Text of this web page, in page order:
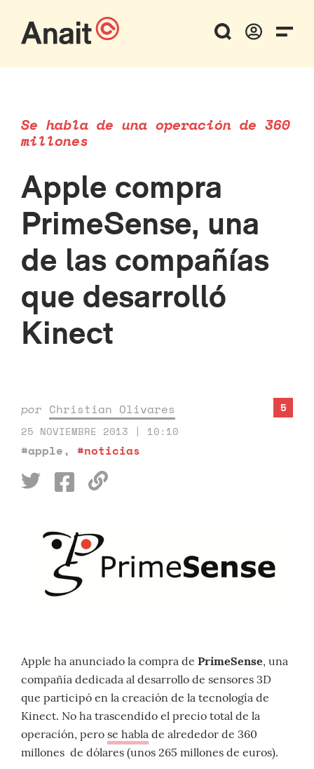
Se habla de una operación de 360
millones
Apple compra
PrimeSense, una
de las compañías
que desarrolló
Kinect
por Christian Olivares
25 NOVIEMBRE 2013 | 10:10
#apple, #noticias
5
Apple ha anunciado la compra de PrimeSense, una
compañía dedicada al desarrollo de sensores 3D
que participó en la creación de la tecnología de
Kinect. No ha trascendido el precio total de la
operación, pero se habla de alrededor de 360
millones de dólares (unos 265 millones de euros).